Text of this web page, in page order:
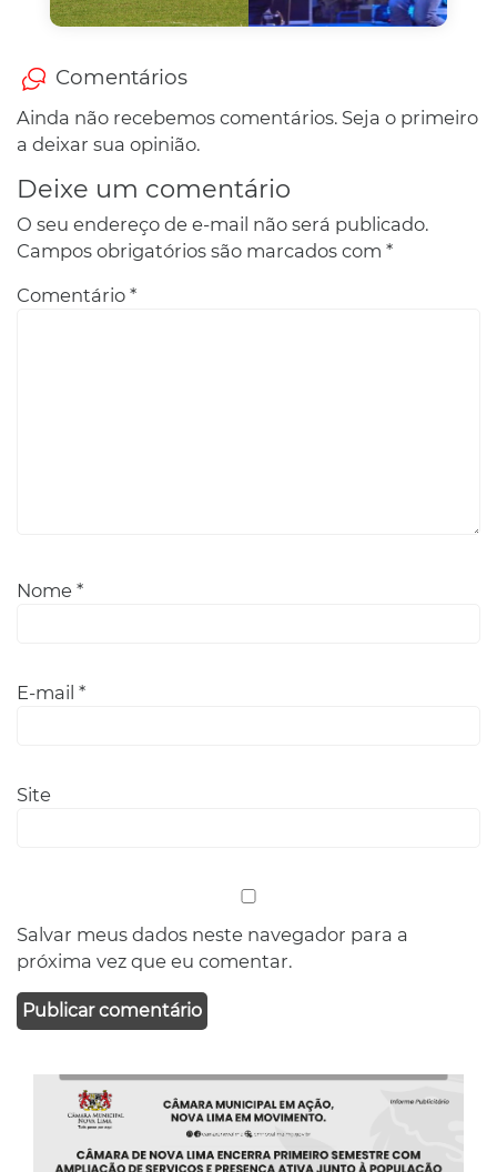
Comentários
Ainda não recebemos comentários. Seja o primeiro
a deixar sua opinião.
Deixe um comentário
O seu endereço de e-mail não será publicado.
Campos obrigatórios são marcados com *
Comentário *
Nome *
E-mail *
Site
Salvar meus dados neste navegador para a
próxima vez que eu comentar.